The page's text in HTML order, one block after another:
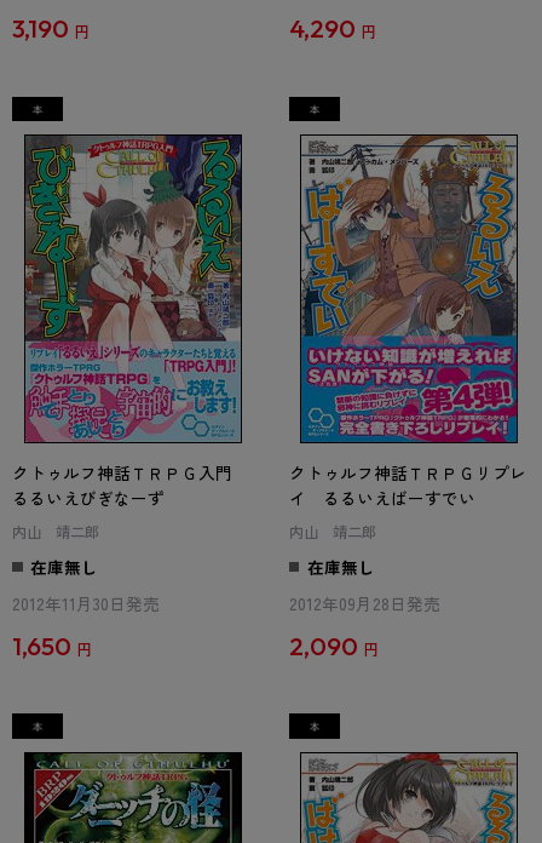
3,190 円 4,290 円
クトゥルフ神話ＴＲＰＧ入門
るるいえびぎなーず
内山 靖二郎
在庫無し
2012年11月30日発売
1,650 円
クトゥルフ神話ＴＲＰＧリプレ
イ るるいえばーすでい
内山 靖二郎
在庫無し
2012年09月28日発売
2,090 円